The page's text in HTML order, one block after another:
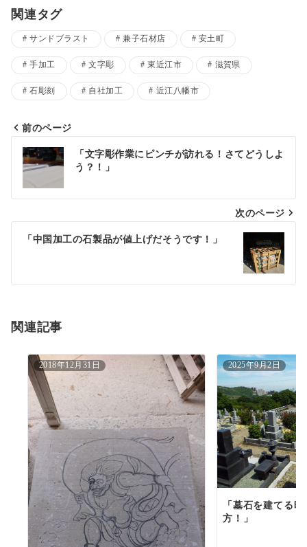
関連タグ
サンドブラスト 兼子石材店 安土町
手加工 文字彫 東近江市 滋賀県
石彫刻 自社加工 近江八幡市
投
稿
ナ
ビ
シ
ン
前のページ
「文字彫作業にピンチが訪れる！さてどうしよ
う？！」
次のページ
「中国加工の石製品が値上げだそうです！」
関連記事
2018年12月31日 2025年9月2日
「墓石を建てる
方！」